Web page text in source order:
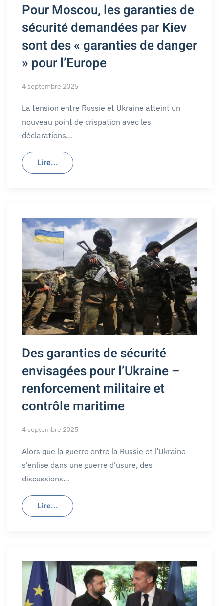
Pour Moscou, les garanties de
sécurité demandées par Kiev
sont des « garanties de danger
» pour l’Europe
4 septembre 2025
La tension entre Russie et Ukraine atteint un
nouveau point de crispation avec les
déclarations…
Lire...
Des garanties de sécurité
envisagées pour l’Ukraine –
renforcement militaire et
contrôle maritime
4 septembre 2025
Alors que la guerre entre la Russie et l’Ukraine
s’enlise dans une guerre d’usure, des
discussions…
Lire...